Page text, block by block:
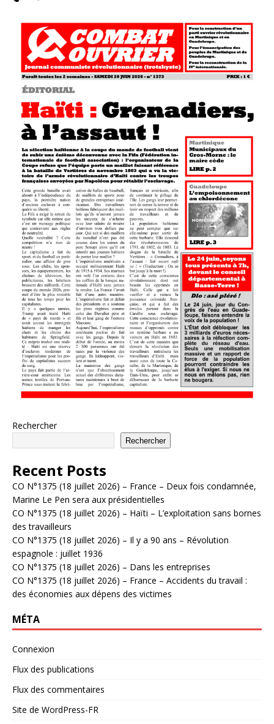
Rechercher
Rechercher
Recent Posts
CO N°1375 (18 juillet 2026) – France – Deux fois condamnée,
Marine Le Pen sera aux présidentielles
CO N°1375 (18 juillet 2026) – Haïti – L’exploitation sans bornes
des travailleurs
CO N°1375 (18 juillet 2026) – Il y a 90 ans – Révolution
espagnole : juillet 1936
CO N°1375 (18 juillet 2026) – Dans les entreprises
CO N°1375 (18 juillet 2026) – France – Accidents du travail :
des économies aux dépens des victimes
MÉTA
Connexion
Flux des publications
Flux des commentaires
Site de WordPress-FR